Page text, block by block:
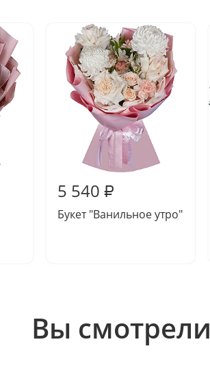
5 540 ₽
Букет "Ванильное утро"
Вы смотрели